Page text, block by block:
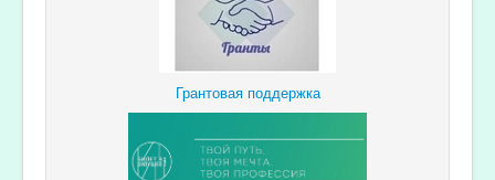
Грантовая поддержка